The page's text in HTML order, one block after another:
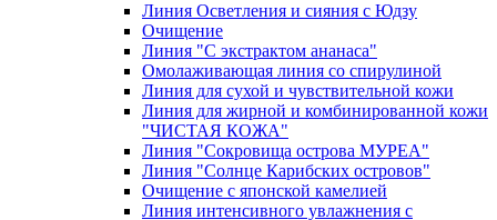
Линия Осветления и сияния с Юдзу
Очищение
Линия "С экстрактом ананаса"
Омолаживающая линия со спирулиной
Линия для сухой и чувствительной кожи
Линия для жирной и комбинированной кожи
"ЧИСТАЯ КОЖА"
Линия "Сокровища острова МУРЕА"
Линия "Солнце Карибских островов"
Очищение с японской камелией
Линия интенсивного увлажнения с